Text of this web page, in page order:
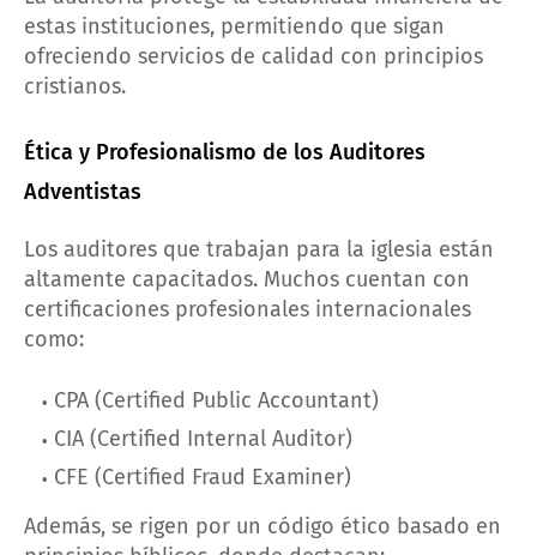
estas instituciones, permitiendo que sigan
ofreciendo servicios de calidad con principios
cristianos.
Ética y Profesionalismo de los Auditores
Adventistas
Los auditores que trabajan para la iglesia están
altamente capacitados. Muchos cuentan con
certificaciones profesionales internacionales
como:
CPA (Certified Public Accountant)
CIA (Certified Internal Auditor)
CFE (Certified Fraud Examiner)
Además, se rigen por un código ético basado en